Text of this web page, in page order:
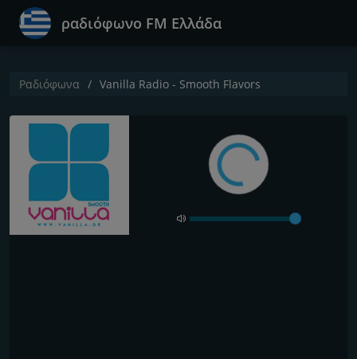
ραδιόφωνο FM Ελλάδα
Ραδιόφωνα Vanilla Radio - Smooth Flavors